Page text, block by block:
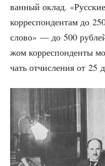
ван­ный оклад.
кор­ре­спон­ден­там до
сло­во» — до 500
жом кор­ре­спон­ден­ты
чать отчис­ле­ния от 25